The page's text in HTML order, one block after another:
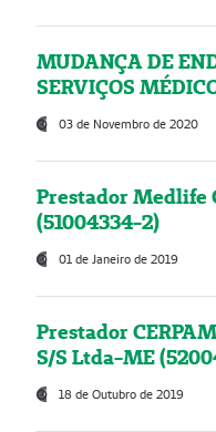
MUDANÇA DE
SERVIÇOS
03 de Novembro de 2020
Prestador Medlife
(51004334-2)
01 de Janeiro de 2019
Prestador
S/S Ltda-ME
18 de Outubro de 2019